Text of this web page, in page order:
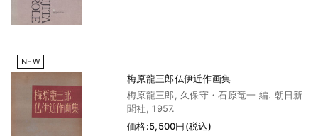
NEW
梅原龍三郎仏伊近作画集
梅原龍三郎, 久保守・石原竜一 編. 朝日新
聞社, 1957.
価格:5,500円(税込)